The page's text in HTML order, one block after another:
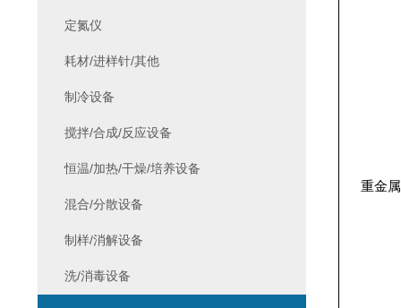
重金属
定氮仪
耗材/进样针/其他
制冷设备
搅拌/合成/反应设备
恒温/加热/干燥/培养设备
混合/分散设备
制样/消解设备
洗/消毒设备